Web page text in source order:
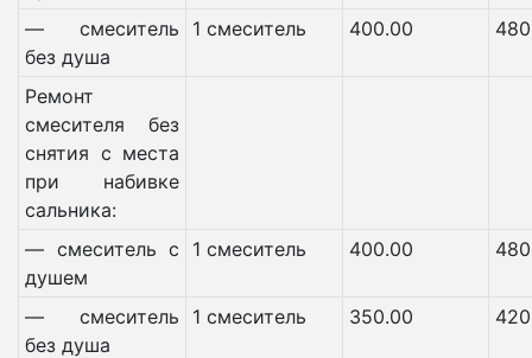
— смеситель
без душа
1 смеситель 400.00
Ремонт
смесителя без
снятия с места
при набивке
сальника:
— смеситель с
душем
1 смеситель 400.00
— смеситель
без душа
1 смеситель 350.00